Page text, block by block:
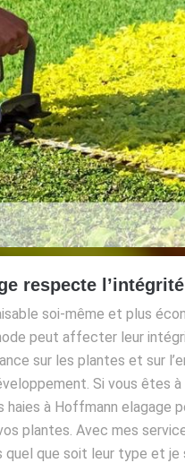
respecte
soi-même et plus
peut affecter leur
sur les plantes et sur
Si vous êtes à
à Hoffmann elagage
plantes. Avec mes
quel que soit leur type et